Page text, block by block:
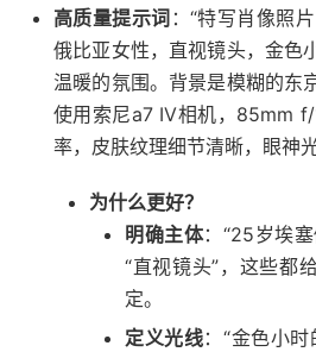
高质量提示词 ：“特写肖像照
俄比亚女性，直视镜头，金色
温暖的氛围。背景是模糊的东
使用索尼a7 IV相机，85mm
率，皮肤纹理细节清晰，眼神
为什么更好？
明确主体：“25岁埃塞
“直视镜头”，这些都
定。
定义光线：“金色小